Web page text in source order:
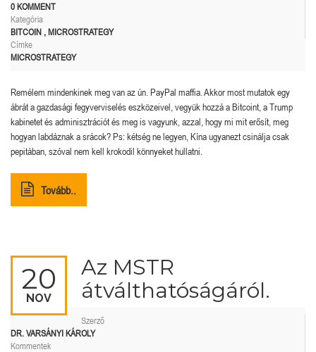
0 KOMMENT
Kategória
BITCOIN , MICROSTRATEGY
Címke
MICROSTRATEGY
Remélem mindenkinek meg van az ún. PayPal maffia. Akkor most mutatok egy
ábrát a gazdasági fegyverviselés eszközeivel, vegyük hozzá a Bitcoint, a Trump
kabinetet és adminisztrációt és meg is vagyunk, azzal, hogy mi mit erősít, meg
hogyan labdáznak a srácok? Ps: kétség ne legyen, Kína ugyanezt csinálja csak
pepitában, szóval nem kell krokodil könnyeket hullatni.
Tovább..
20
NOV
Az MSTR
átválthatóságáról.
Szerző
DR. VARSÁNYI KÁROLY
Kommentek